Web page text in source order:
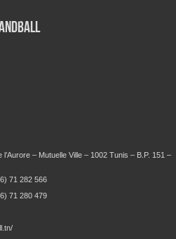
– Mutuelle Ville – 1002 Tunis – B.P. 151 –
71 282 566
71 280 479